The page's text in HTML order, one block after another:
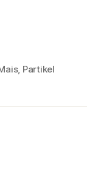
, Partikel